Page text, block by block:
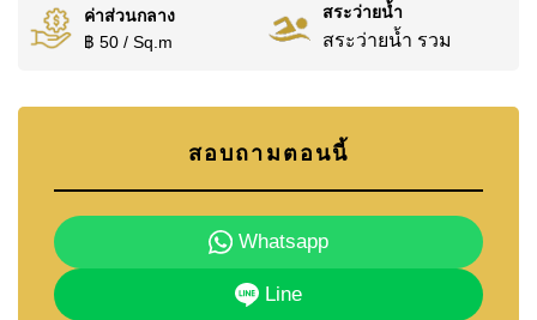
ค่าส่วนกลาง
฿ 50 / Sq.m
สระว่ายน้ำ
สระว่ายน้ำ รวม
สอบถามตอนนี้
Whatsapp
Line